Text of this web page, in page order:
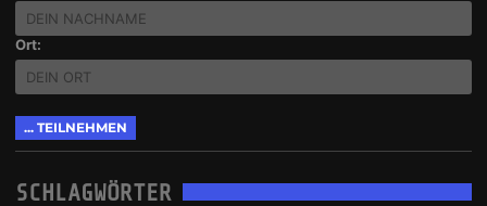
Ort:
SCHLAGWÖRTER